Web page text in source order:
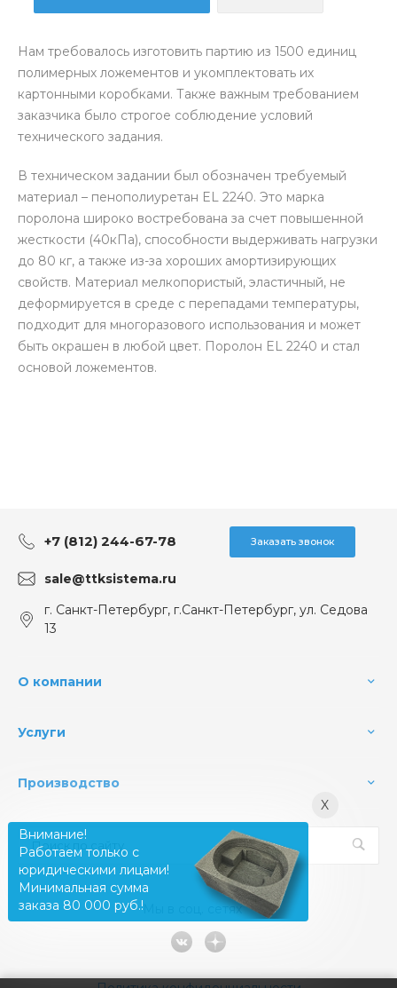
Нам требовалось изготовить партию из 1500 единиц
полимерных ложементов и укомплектовать их
картонными коробками. Также важным требованием
заказчика было строгое соблюдение условий
технического задания.
В техническом задании был обозначен требуемый
материал – пенополиуретан EL 2240. Это марка
поролона широко востребована за счет повышенной
жесткости (40кПа), способности выдерживать нагрузки
до 80 кг, а также из-за хороших амортизирующих
свойств. Материал мелкопористый, эластичный, не
деформируется в среде с перепадами температуры,
подходит для многоразового использования и может
быть окрашен в любой цвет. Поролон EL 2240 и стал
основой ложементов.
+7 (812) 244-67-78 Заказать звонок
sale@ttksistema.ru
г. Санкт-Петербург, г.Санкт-Петербург, ул. Седова
13
О компании
Услуги
Производство
Мы в соц. сетях
X
Внимание!
Работаем только с
юридическими лицами!
Минимальная сумма
заказа 80 000 руб.!